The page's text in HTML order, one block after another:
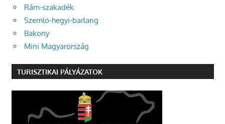
Rám-szakadék
Szemlő-hegyi-barlang
Bakony
Mini Magyarország
TURISZTIKAI PÁLYÁZATOK